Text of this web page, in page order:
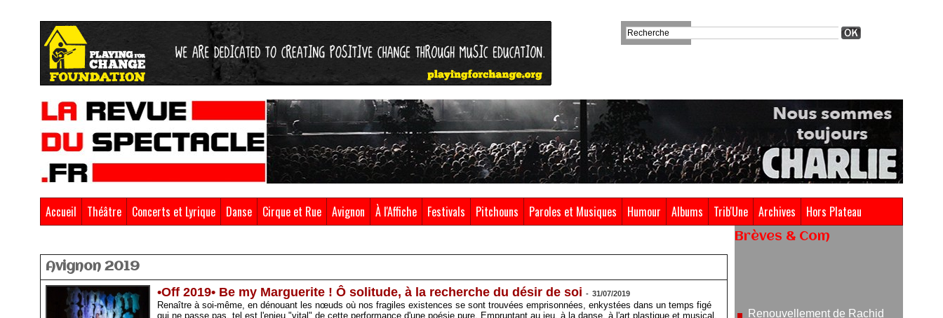
Accueil Théâtre Concerts et Lyrique Danse Cirque et Rue Avignon À l'Affiche Festivals Pitchouns Paroles et Musiques Humour Albums Trib'Une Archives Hors Plateau
Avignon 2019
•Off 2019• Be my Marguerite ! Ô solitude, à la recherche du désir de soi - 31/07/2019
Renaître à soi-même, en dénouant les nœuds où nos fragiles existences se sont trouvées emprisonnées, enkystées dans un temps figé
qui ne passe pas, tel est l'enjeu "vital" de cette performance d'une poésie pure. Empruntant au jeu, à la danse, à l'art plastique et musical,
Brèves & Com